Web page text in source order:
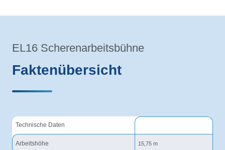
EL16 Scherenarbeitsbühne
Faktenübersicht
Technische Daten
Arbeitshöhe 15,75 m